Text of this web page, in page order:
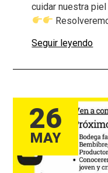
cuidar nuestra
Seguir leyendo
26
MAY